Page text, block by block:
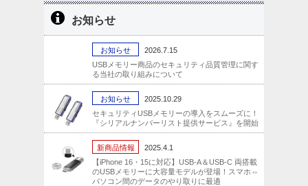
お知らせ
お知らせ
2026.7.15
USBメモリー商品のセキュリティ品質管理に関す
る当社の取り組みについて
お知らせ
2025.10.29
セキュリティUSBメモリーの導入をスムーズに！
『シリアルナンバーリスト提供サービス』を開始
新商品情報
2025.4.1
【iPhone 16・15に対応】USB-A＆USB-C 両搭載
のUSBメモリーに大容量モデルが登場！スマホ⇔
パソコン間のデータのやり取りに最適